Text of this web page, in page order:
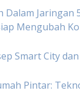
Dalam Jaringan
Mengubah
Smart City
Pintar: